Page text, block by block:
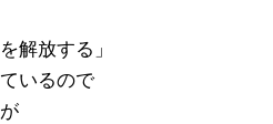
解放する」
いるので